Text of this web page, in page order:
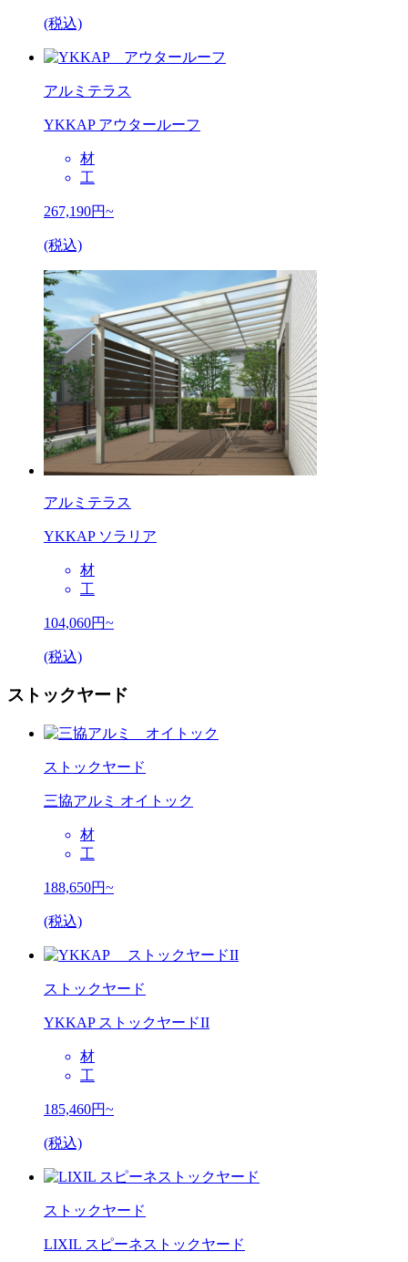
(税込)
アルミテラス
YKKAP アウタールーフ
材
工
267,190円~
(税込)
アルミテラス
YKKAP ソラリア
材
工
104,060円~
(税込)
ストックヤード
ストックヤード
三協アルミ オイトック
材
工
188,650円~
(税込)
ストックヤード
YKKAP ストックヤードII
材
工
185,460円~
(税込)
ストックヤード
LIXIL スピーネストックヤード